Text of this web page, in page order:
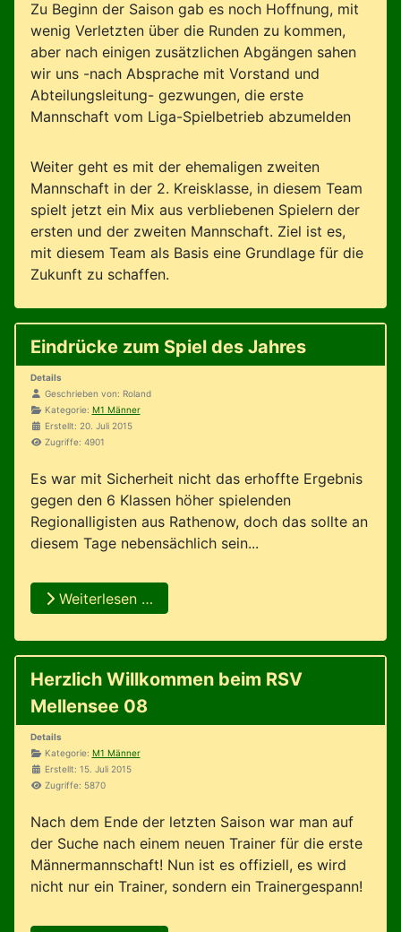
Zu Beginn der Saison gab es noch Hoffnung, mit
wenig Verletzten über die Runden zu kommen,
aber nach einigen zusätzlichen Abgängen sahen
wir uns -nach Absprache mit Vorstand und
Abteilungsleitung- gezwungen, die erste
Mannschaft vom Liga-Spielbetrieb abzumelden
Weiter geht es mit der ehemaligen zweiten
Mannschaft in der 2. Kreisklasse, in diesem Team
spielt jetzt ein Mix aus verbliebenen Spielern der
ersten und der zweiten Mannschaft. Ziel ist es,
mit diesem Team als Basis eine Grundlage für die
Zukunft zu schaffen.
Eindrücke zum Spiel des Jahres
Details
Geschrieben von: Roland
Kategorie: M1 Männer
Erstellt: 20. Juli 2015
Zugriffe: 4901
Es war mit Sicherheit nicht das erhoffte Ergebnis
gegen den 6 Klassen höher spielenden
Regionalligisten aus Rathenow, doch das sollte an
diesem Tage nebensächlich sein...
Weiterlesen …
Herzlich Willkommen beim RSV
Mellensee 08
Details
Kategorie: M1 Männer
Erstellt: 15. Juli 2015
Zugriffe: 5870
Nach dem Ende der letzten Saison war man auf
der Suche nach einem neuen Trainer für die erste
Männermannschaft! Nun ist es offiziell, es wird
nicht nur ein Trainer, sondern ein Trainergespann!